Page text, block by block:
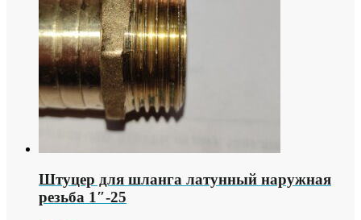
Штуцер для шланга латунный наружная
резьба 1″-25